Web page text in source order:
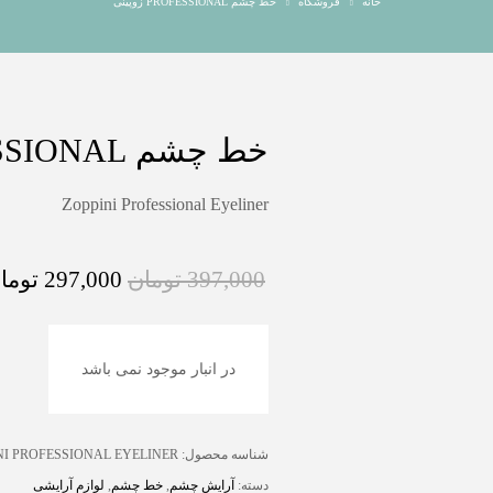
خط چشم PROFESSIONAL زوپینی
Zoppini Professional Eyeliner
397,000 تومان 297,000
در انبار موجود نمی باشد
شناسه محصول: PROFESSIONAL EYELINER
دسته: آرایش چشم, خط چشم, لوازم آرایشی